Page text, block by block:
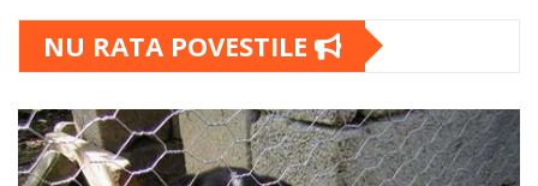
NU RATA POVESTILE